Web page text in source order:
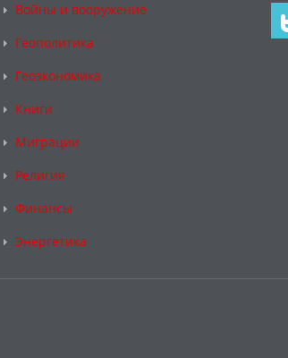
Войны и вооружение
Геополитика
Геоэкономика
Книги
Миграции
Религия
Финансы
Энергетика